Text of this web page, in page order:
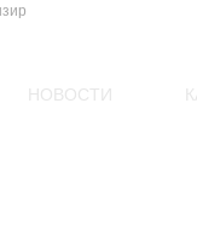
НОВОСТИ